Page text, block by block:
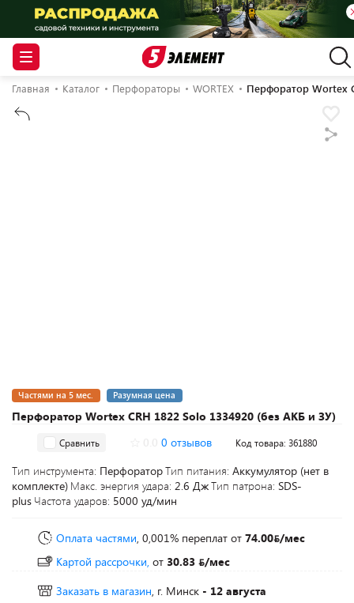
Главная Каталог Перфораторы WORTEX Перфоратор Wortex
Перфоратор Wortex CRH 1822 Solo 1334920 (без АКБ и ЗУ)
Частями на 5 мес. Разумная цена
Сравнить 0 отзывов Код товара: 361880
Тип инструмента: ПерфораторТип питания: Аккумулятор (нет в
комплекте) Макс. энергия удара: 2.6 ДжТип патрона: SDS-
plus Частота ударов: 5000 уд/мин
Оплата частями, 0,001% переплат от 74.00 /мес
Картой рассрочки, от 30.83
/мес
Заказать в магазин, г. Минск - 12 августа